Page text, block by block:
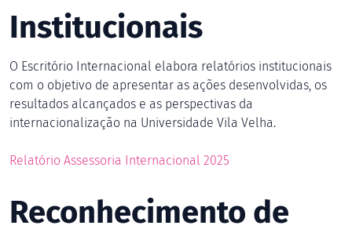
Institucionais
O Escritório Internacional elabora relatórios institucionais
com o objetivo de apresentar as ações desenvolvidas, os
resultados alcançados e as perspectivas da
internacionalização na Universidade Vila Velha.
Relatório Assessoria Internacional 2025
Reconhecimento de